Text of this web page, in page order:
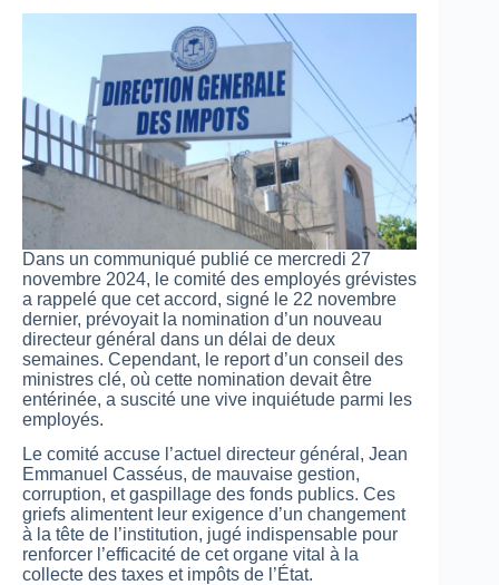
Dans un communiqué publié ce mercredi 27
novembre 2024, le comité des employés grévistes
a rappelé que cet accord, signé le 22 novembre
dernier, prévoyait la nomination d’un nouveau
directeur général dans un délai de deux
semaines. Cependant, le report d’un conseil des
ministres clé, où cette nomination devait être
entérinée, a suscité une vive inquiétude parmi les
employés.
Le comité accuse l’actuel directeur général, Jean
Emmanuel Casséus, de mauvaise gestion,
corruption, et gaspillage des fonds publics. Ces
griefs alimentent leur exigence d’un changement
à la tête de l’institution, jugé indispensable pour
renforcer l’efficacité de cet organe vital à la
collecte des taxes et impôts de l’État.